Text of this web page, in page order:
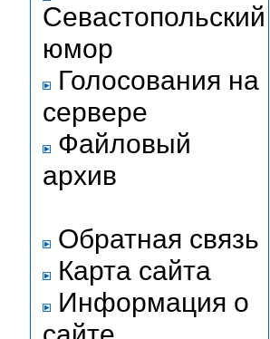
Севастопольский
юмор
Голосования на
сервере
Файловый
архив
Обратная связь
Карта сайта
Информация о